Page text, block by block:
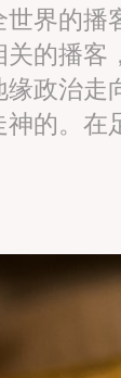
界的播
关的播
缘政治走
的。在